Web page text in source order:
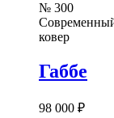
№ 300
ковер
Габбе
98 000 ₽